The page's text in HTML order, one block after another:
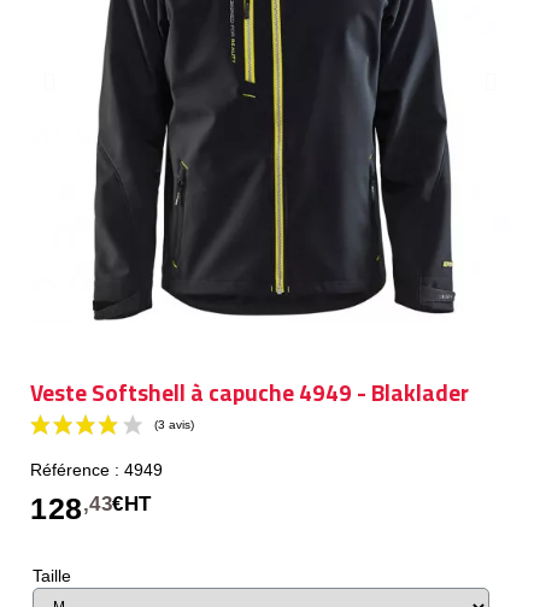
Veste Softshell à capuche 4949 - Blaklader
Référence : 4949
128,43€HT
Taille